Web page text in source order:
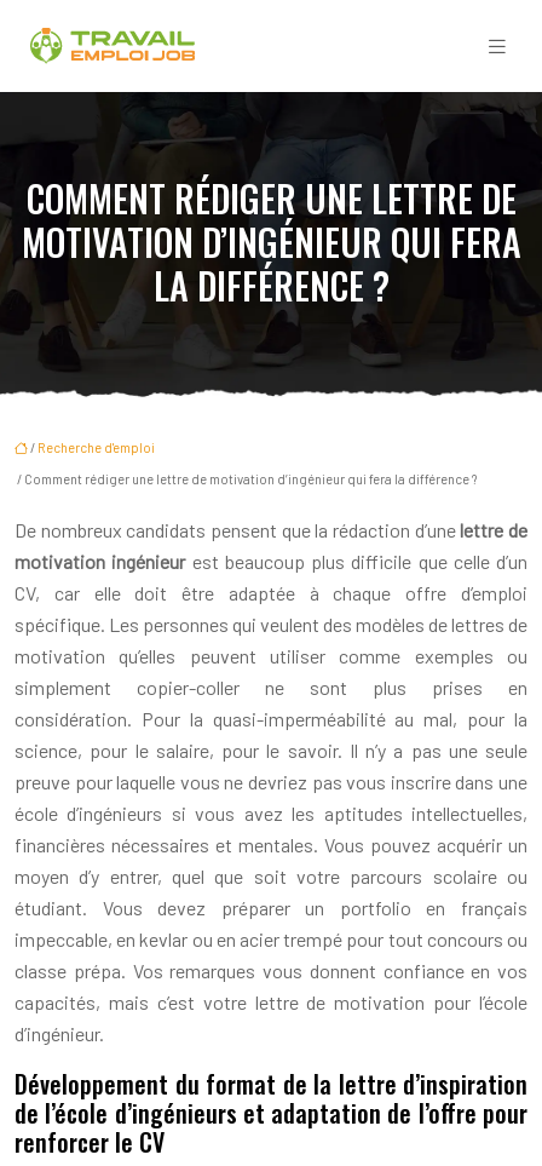
COMMENT RÉDIGER UNE LETTRE DE
MOTIVATION D’INGÉNIEUR QUI FERA
LA DIFFÉRENCE ?
/ Recherche d'emploi
/ Comment rédiger une lettre de motivation d’ingénieur qui fera la différence ?
De nombreux candidats pensent que la rédaction d’unelettre de
motivation ingénieurest beaucoup plus difficile que celle d’un
CV, car elle doit être adaptée à chaque offre d’emploi
spécifique. Les personnes qui veulent des modèles de lettres de
motivation qu’elles peuvent utiliser comme exemples ou
simplement copier-coller ne sont plus prises en
considération. Pour la quasi-imperméabilité au mal, pour la
science, pour le salaire, pour le savoir. Il n’y a pas une seule
preuve pour laquelle vous ne devriez pas vous inscrire dans une
école d’ingénieurs si vous avez les aptitudes intellectuelles,
financières nécessaires et mentales. Vous pouvez acquérir un
moyen d’y entrer, quel que soit votre parcours scolaire ou
étudiant. Vous devez préparer un portfolio en français
impeccable, en kevlar ou en acier trempé pour tout concours ou
classe prépa. Vos remarques vous donnent confiance en vos
capacités, mais c’est votre lettre de motivation pour l’école
d’ingénieur.
Développement du format de la lettre d’inspiration
de l’école d’ingénieurs et adaptation de l’offre pour
renforcer le CV